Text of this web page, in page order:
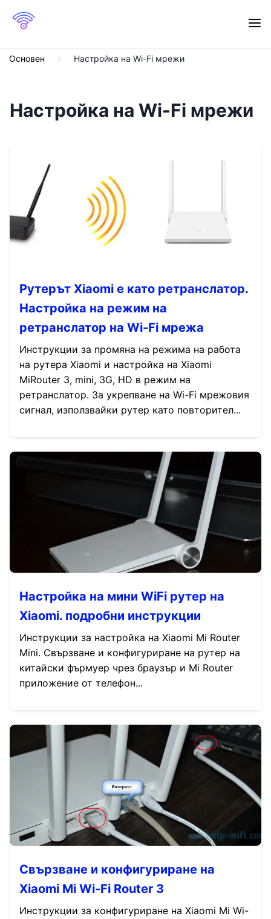
Основен Настройка на Wi-Fi мрежи
Настройка на Wi-Fi мрежи
Рутерът Xiaomi е като ретранслатор.
Настройка на режим на
ретранслатор на Wi-Fi мрежа
Инструкции за промяна на режима на работа
на рутера Xiaomi и настройка на Xiaomi
MiRouter 3, mini, 3G, HD в режим на
ретранслатор. За укрепване на Wi-Fi мрежовия
сигнал, използвайки рутер като повторител...
Настройка на мини WiFi рутер на
Xiaomi. подробни инструкции
Инструкции за настройка на Xiaomi Mi Router
Mini. Свързване и конфигуриране на рутер на
китайски фърмуер чрез браузър и Mi Router
приложение от телефон...
Свързване и конфигуриране на
Xiaomi Mi Wi-Fi Router 3
Инструкции за конфигуриране на Xiaomi Mi Wi-